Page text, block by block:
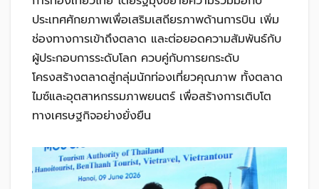
ประเทศศักยภาพเพื่อเสริมเสถียรภาพด้านการบิน เพิ่ม
ช่องทางการเข้าถึงตลาด และต่อยอดความสัมพันธ์กับ
ผู้ประกอบการระดับโลก ควบคู่กับการยกระดับ
โครงสร้างตลาดสู่กลุ่มนักท่องเที่ยวคุณภาพ ทั้งตลาด
ไมซ์และอุตสาหกรรมภาพยนตร์ เพื่อสร้างการเติบโต
ทางเศรษฐกิจอย่างยั่งยืน